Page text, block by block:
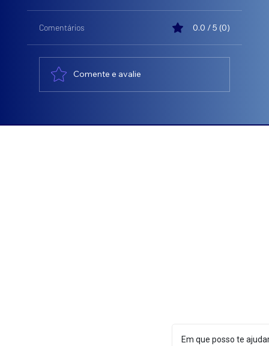
Comentários 0.0 / 5 (0)
Comente e avalie
Em que posso te